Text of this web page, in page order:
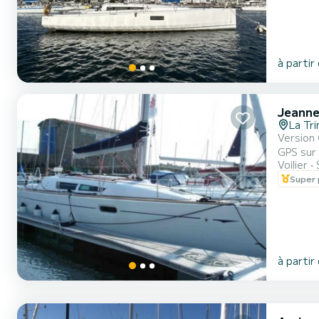
à partir
La
Version
GPS sur
hauturier pour 6
Voilier
à partir